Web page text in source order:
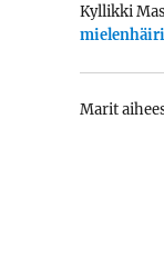
Kyllikki
Marit